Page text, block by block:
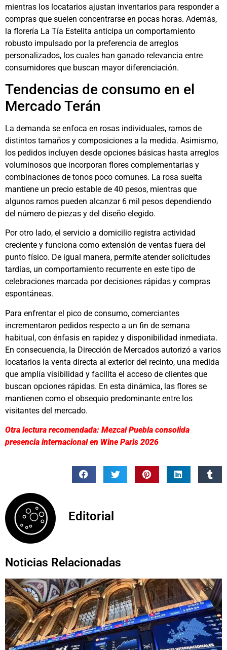
mientras los locatarios ajustan inventarios para responder a
compras que suelen concentrarse en pocas horas. Además,
la florería La Tía Estelita anticipa un comportamiento
robusto impulsado por la preferencia de arreglos
personalizados, los cuales han ganado relevancia entre
consumidores que buscan mayor diferenciación.
Tendencias de consumo en el
Mercado Terán
La demanda se enfoca en rosas individuales, ramos de
distintos tamaños y composiciones a la medida. Asimismo,
los pedidos incluyen desde opciones básicas hasta arreglos
voluminosos que incorporan flores complementarias y
combinaciones de tonos poco comunes. La rosa suelta
mantiene un precio estable de 40 pesos, mientras que
algunos ramos pueden alcanzar 6 mil pesos dependiendo
del número de piezas y del diseño elegido.
Por otro lado, el servicio a domicilio registra actividad
creciente y funciona como extensión de ventas fuera del
punto físico. De igual manera, permite atender solicitudes
tardías, un comportamiento recurrente en este tipo de
celebraciones marcada por decisiones rápidas y compras
espontáneas.
Para enfrentar el pico de consumo, comerciantes
incrementaron pedidos respecto a un fin de semana
habitual, con énfasis en rapidez y disponibilidad inmediata.
En consecuencia, la Dirección de Mercados autorizó a varios
locatarios la venta directa al exterior del recinto, una medida
que amplía visibilidad y facilita el acceso de clientes que
buscan opciones rápidas. En esta dinámica, las flores se
mantienen como el obsequio predominante entre los
visitantes del mercado.
Otra lectura recomendada: Mezcal Puebla consolida
presencia internacional en Wine Paris 2026
Editorial
Noticias Relacionadas